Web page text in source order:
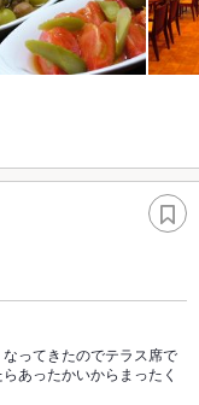
ってきたのでテラス席で
あったかいからまったく